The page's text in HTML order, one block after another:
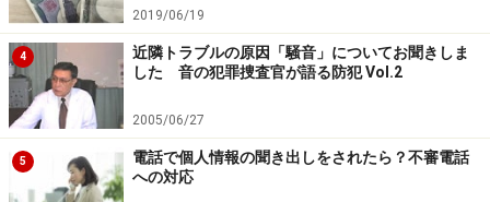
便物が誰にでも簡単に手に取れるような状態にあって
は、いつどんな被害を招くことになるかもしれません。
面倒がらずに「郵便受け」には、必ずカギをかけましょ
う。
=関連ガイド記事=
他人の手紙を開封すると…
2019/06/19
4
近隣トラブルの原因「騒音」についてお聞きしま
した 音の犯罪捜査官が語る防犯 Vol.2
2005/06/27
5
電話で個人情報の聞き出しをされたら？不審電話
への対応